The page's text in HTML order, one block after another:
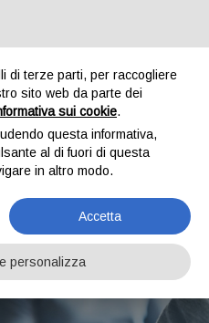
di terze parti, per raccogliere
sito web da parte dei
sui cookie.
questa informativa,
al di fuori di questa
in altro modo.
Accetta
personalizza